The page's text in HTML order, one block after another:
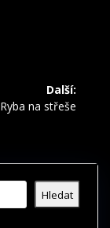
Další:
Další
Ryba na střeše
Hledat